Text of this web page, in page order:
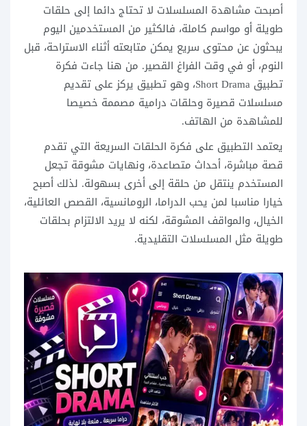
أصبحت مشاهدة المسلسلات لا تحتاج دائما إلى حلقات
طويلة أو مواسم كاملة، فالكثير من المستخدمين اليوم
يبحثون عن محتوى سريع يمكن متابعته أثناء الاستراحة، قبل
النوم، أو في وقت الفراغ القصير. من هنا جاءت فكرة
تطبيق Short Drama، وهو تطبيق يركز على تقديم
مسلسلات قصيرة وحلقات درامية مصممة خصيصا
للمشاهدة من الهاتف.
يعتمد التطبيق على فكرة الحلقات السريعة التي تقدم
قصة مباشرة، أحداث متصاعدة، ونهايات مشوقة تجعل
المستخدم ينتقل من حلقة إلى أخرى بسهولة. لذلك أصبح
خيارا مناسبا لمن يحب الدراما، الرومانسية، القصص العائلية،
الخيال، والمواقف المشوقة، لكنه لا يريد الالتزام بحلقات
طويلة مثل المسلسلات التقليدية.